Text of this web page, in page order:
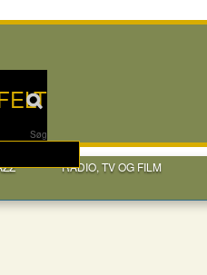
Søg
RADIO, TV OG FILM